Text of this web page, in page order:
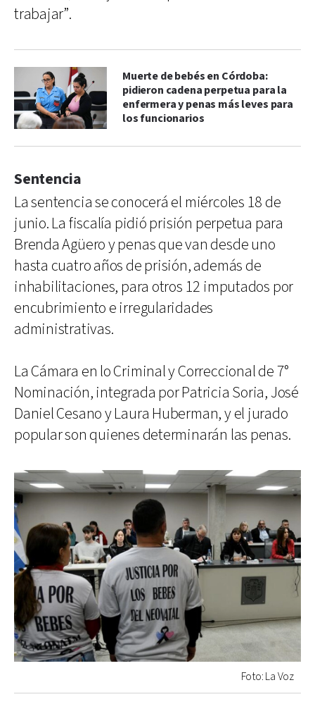
trabajar”.
Muerte de bebés en Córdoba:
pidieron cadena perpetua para la
enfermera y penas más leves para
los funcionarios
Sentencia
La sentencia se conocerá el miércoles 18 de
junio. La fiscalía pidió prisión perpetua para
Brenda Agüero y penas que van desde uno
hasta cuatro años de prisión, además de
inhabilitaciones, para otros 12 imputados por
encubrimiento e irregularidades
administrativas.
La Cámara en lo Criminal y Correccional de 7°
Nominación, integrada por Patricia Soria, José
Daniel Cesano y Laura Huberman, y el jurado
popular son quienes determinarán las penas.
Foto: La Voz